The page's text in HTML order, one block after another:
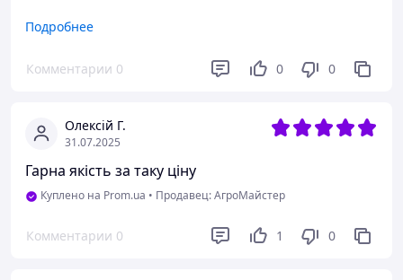
Преимущества
Професійний підхід продавця
Подробнее
Комментарии 0 0 0
Олексій Г.
31.07.2025
Гарна якість за таку ціну
Куплено на Prom.ua • Продавец: АгроМайстер
Комментарии 0 1 0